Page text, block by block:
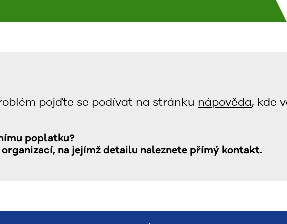
pojďte se podívat na stránku nápověda, kde
poplatku?
na jejímž detailu naleznete přímý kontakt.